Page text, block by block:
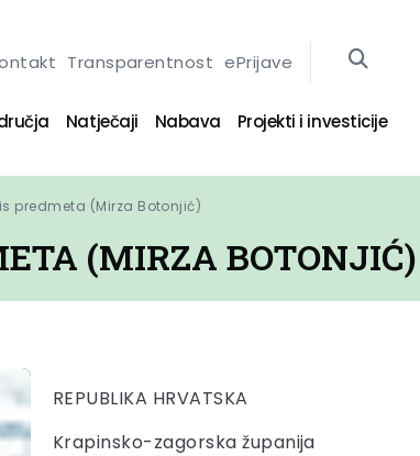
Transparentnost ePrijave
Natječaji Nabava Projekti i investicije
predmeta (Mirza Botonjić)
(MIRZA BOTONJIĆ)
REPUBLIKA HRVATSKA
Krapinsko-zagorska županija